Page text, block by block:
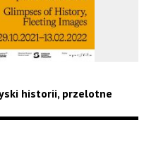
historii, przelotne